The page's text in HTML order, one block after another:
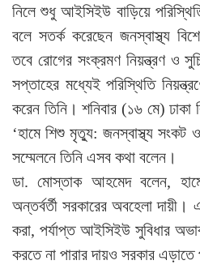
নিলে শুধু আইসিইউ বাড়িয়ে
বলে সতর্ক করেছেন জনস্বাস্থ্য
তবে রোগের সংক্রমণ নিয়ন্ত্রণ ও
সপ্তাহের মধ্যেই পরিস্থিতি
করেন তিনি। শনিবার (১৬ মে) ঢাকা
‘হামে শিশু মৃত্যু: জনস্বাস্থ্য সংকট
সম্মেলনে তিনি এসব কথা বলেন।
ডা. মোস্তাক আহমেদ বলেন,
অন্তর্বর্তী সরকারের অবহেলা দায়ী।
করা, পর্যাপ্ত আইসিইউ সুবিধার
করতে না পারার দায়ও সরকার এড়াতে